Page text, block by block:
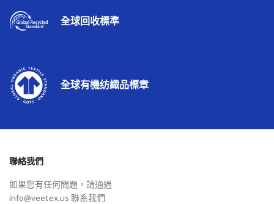
全球回收標準
全球有機纺織品標章
聯絡我們
如果您有任何問題，請通過
info@veetex.us 聯系我們